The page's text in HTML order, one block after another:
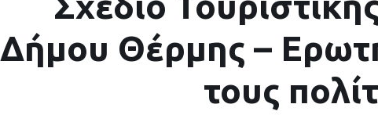
Δήμου Θέρμης –
τους